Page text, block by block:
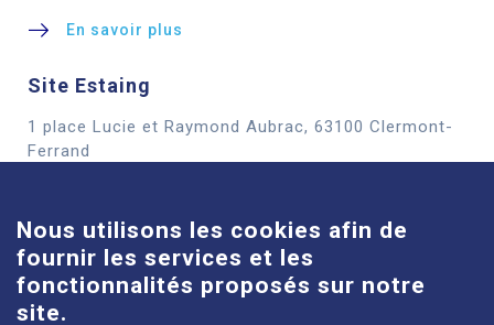
En savoir plus
Site Estaing
1 place Lucie et Raymond Aubrac, 63100 Clermont-
Ferrand
Site Louise-Michel
61 route de Châteaugay, 63118 Cébazat
Nous utilisons les cookies afin de
fournir les services et les
fonctionnalités proposés sur notre
site.